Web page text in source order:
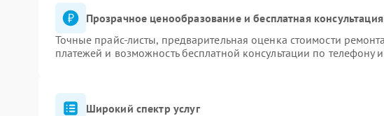
Прозрачное ценообразование и бесплатная консультация
Точные прайс-листы, предварительная оценка стоимости
платежей и возможность бесплатной консультации по телефону
Широкий спектр услуг